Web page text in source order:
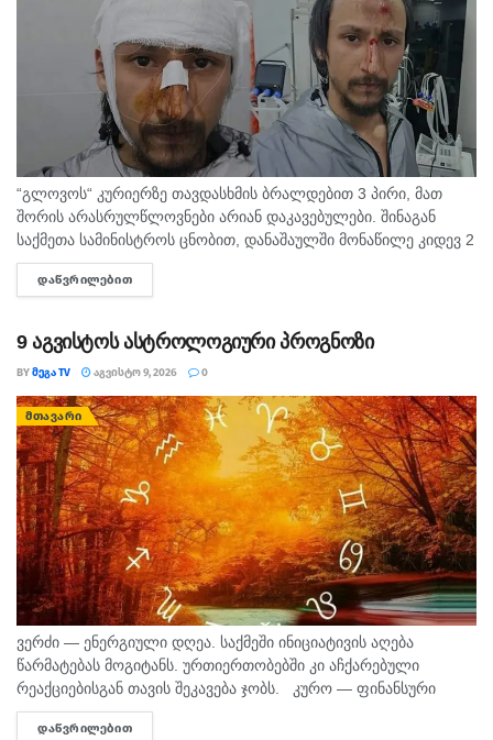
“გლოვოს“ კურიერზე თავდასხმის ბრალდებით 3 პირი, მათ
შორის არასრულწლოვნები არიან დაკავებულები. შინაგან
საქმეთა სამინისტროს ცნობით, დანაშაულში მონაწილე კიდევ 2
პირის დაკავების მიზნით შესაბამისი ღონისძიებები ტარდება.
შინაგან საქმეთა სამინისტროს თბილისის პოლიციის
ᲓᲐᲬᲕᲠᲘᲚᲔᲑᲘᲗ
9 აგვისტოს ასტროლოგიური პროგნოზი
BYᲛᲔᲒᲐ TV ᲐᲒᲕᲘᲡᲢᲝ 9, 2026 0
ᲛᲗᲐᲕᲐᲠᲘ
ვერძი — ენერგიული დღეა. საქმეში ინიციატივის აღება
წარმატებას მოგიტანს. ურთიერთობებში კი აჩქარებული
რეაქციებისგან თავის შეკავება ჯობს. კურო — ფინანსური
საკითხების მოსაგვარებლად კარგი დღეა. შეიძლება
საინტერესო შესაძლებლობა გამოჩნდეს. პირად ცხოვრებაში...
ᲓᲐᲬᲕᲠᲘᲚᲔᲑᲘᲗ